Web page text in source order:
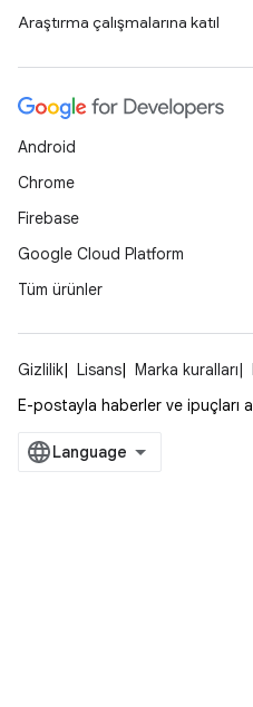
Araştırma çalışmalarına katıl
Android
Chrome
Firebase
Google Cloud Platform
Tüm ürünler
Gizlilik Lisans Marka kuralları
E-postayla haberler ve ipuçları al